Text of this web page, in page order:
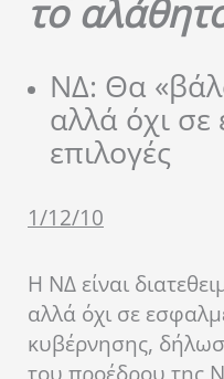
το
ΝΔ: Θα
αλλά όχι
επιλογές
1/12/10
Η ΝΔ είναι
αλλά όχι σε
κυβέρνησης,